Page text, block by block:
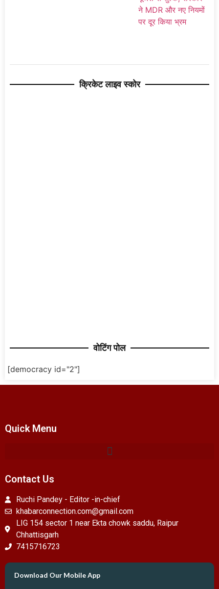
क्रिकेट लाइव स्कोर
वोटिंग पोल
[democracy id="2"]
Quick Menu
Contact Us
Ruchi Pandey - Editor -in-chief
khabarconnection.com@gmail.com
LIG 154 sector 1 near Ekta chowk saddu, Raipur
Chhattisgarh
7415716723
Download Our Mobile App